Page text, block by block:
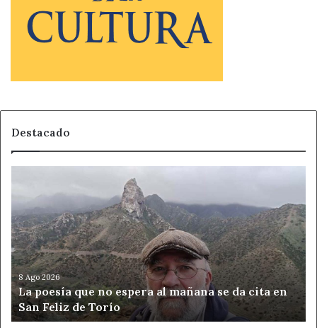
Destacado
que
no
espera
al
mañana
se
da
cita
en
8 Ago 2026
La poesía que no espera al mañana se da cita en
San Feliz de Torío